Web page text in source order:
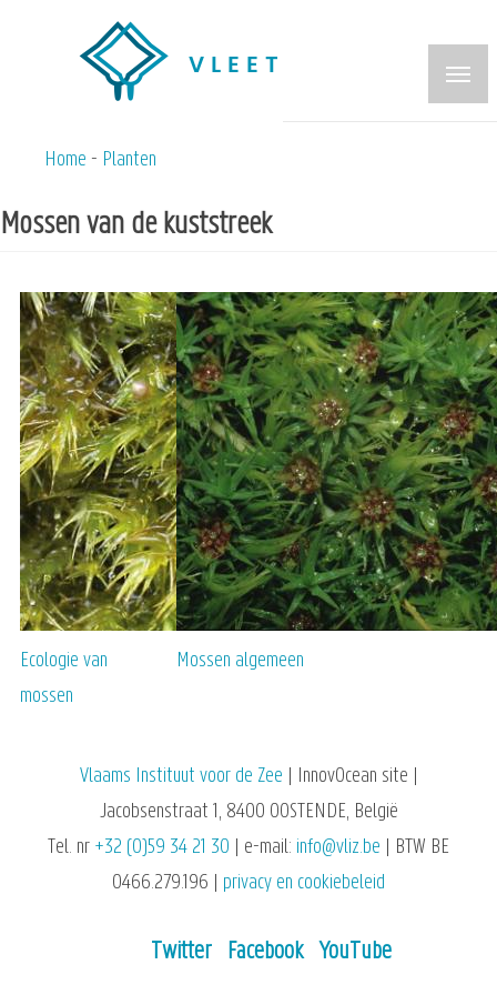
Home Planten
Mossen van de kuststreek
Ecologie van
mossen
Mossen algemeen
Vlaams Instituut voor de Zee | InnovOcean site |
Jacobsenstraat 1, 8400 OOSTENDE, België
Tel. nr +32 (0)59 34 21 30 | e-mail: info@vliz.be | BTW BE
0466.279.196 | privacy en cookiebeleid
Twitter Facebook YouTube